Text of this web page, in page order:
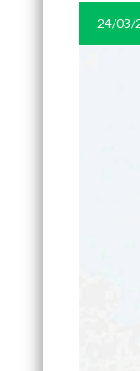
24/03/